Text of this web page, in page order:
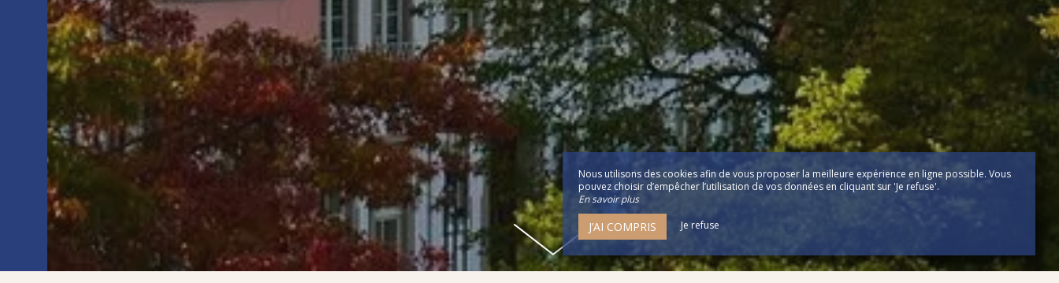
Nous utilisons des cookies afin de vous proposer la meilleure expérience en ligne possible. Vous
pouvez choisir d’empêcher l’utilisation de vos données en cliquant sur 'Je refuse'.
En savoir plus
J’AI COMPRIS Je refuse